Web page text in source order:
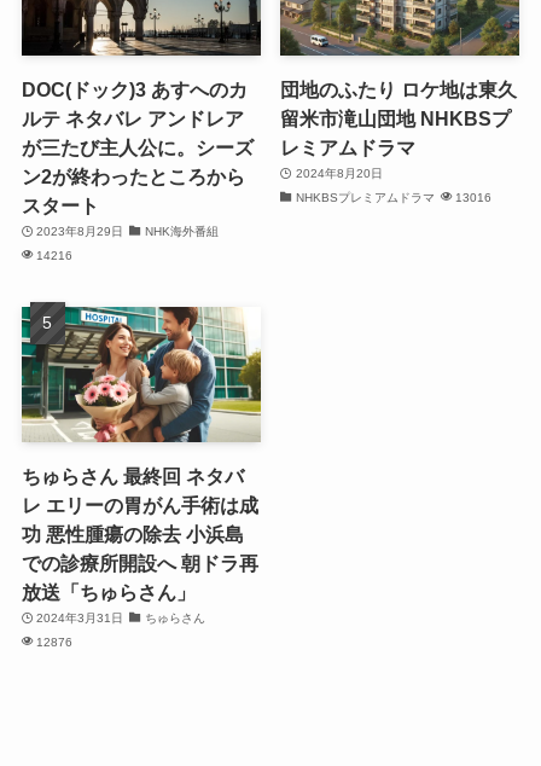
DOC(ドック)3 あすへのカ
ルテ ネタバレ アンドレア
が三たび主人公に。シーズ
ン2が終わったところから
スタート
2023年8月29日
NHK海外番組
14216
団地のふたり ロケ地は東久
留米市滝山団地 NHKBSプ
レミアムドラマ
2024年8月20日
NHKBSプレミアムドラマ
13016
ちゅらさん 最終回 ネタバ
レ エリーの胃がん手術は成
功 悪性腫瘍の除去 小浜島
での診療所開設へ 朝ドラ再
放送「ちゅらさん」
2024年3月31日
ちゅらさん
12876